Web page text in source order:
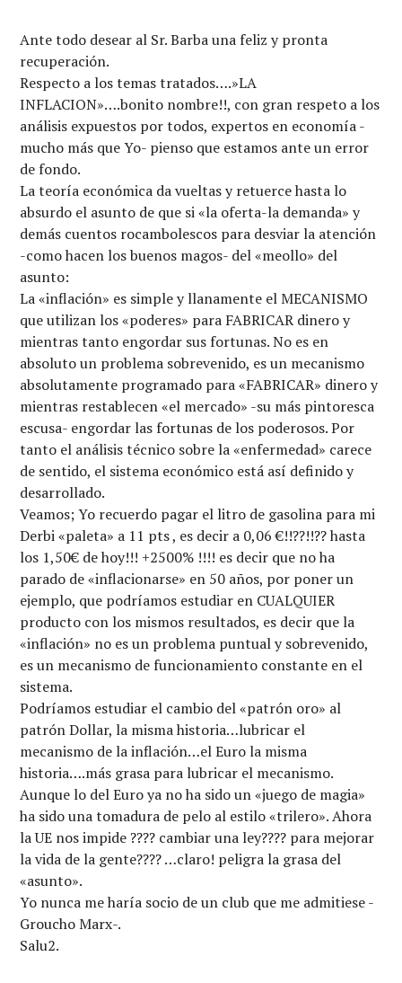
Ante todo desear al Sr. Barba una feliz y pronta
recuperación.
Respecto a los temas tratados….»LA
INFLACION»….bonito nombre!!, con gran respeto a los
análisis expuestos por todos, expertos en economía -
mucho más que Yo- pienso que estamos ante un error
de fondo.
La teoría económica da vueltas y retuerce hasta lo
absurdo el asunto de que si «la oferta-la demanda» y
demás cuentos rocambolescos para desviar la atención
-como hacen los buenos magos- del «meollo» del
asunto:
La «inflación» es simple y llanamente el MECANISMO
que utilizan los «poderes» para FABRICAR dinero y
mientras tanto engordar sus fortunas. No es en
absoluto un problema sobrevenido, es un mecanismo
absolutamente programado para «FABRICAR» dinero y
mientras restablecen «el mercado» -su más pintoresca
escusa- engordar las fortunas de los poderosos. Por
tanto el análisis técnico sobre la «enfermedad» carece
de sentido, el sistema económico está así definido y
desarrollado.
Veamos; Yo recuerdo pagar el litro de gasolina para mi
Derbi «paleta» a 11 pts , es decir a 0,06 €!!??!!?? hasta
los 1,50€ de hoy!!! +2500% !!!! es decir que no ha
parado de «inflacionarse» en 50 años, por poner un
ejemplo, que podríamos estudiar en CUALQUIER
producto con los mismos resultados, es decir que la
«inflación» no es un problema puntual y sobrevenido,
es un mecanismo de funcionamiento constante en el
sistema.
Podríamos estudiar el cambio del «patrón oro» al
patrón Dollar, la misma historia…lubricar el
mecanismo de la inflación…el Euro la misma
historia….más grasa para lubricar el mecanismo.
Aunque lo del Euro ya no ha sido un «juego de magia»
ha sido una tomadura de pelo al estilo «trilero». Ahora
la UE nos impide ???? cambiar una ley???? para mejorar
la vida de la gente???? …claro! peligra la grasa del
«asunto».
Yo nunca me haría socio de un club que me admitiese -
Groucho Marx-.
Salu2.